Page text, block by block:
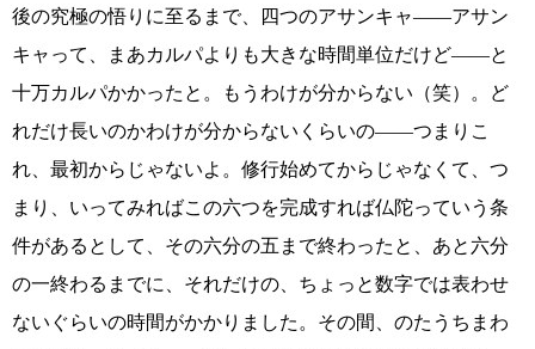
後の究極の悟りに至るまで、四つのアサンキャ――アサン
キャって、まあカルパよりも大きな時間単位だけど――と
十万カルパかかったと。もうわけが分からない（笑）。ど
れだけ長いのかわけが分からないくらいの――つまりこ
れ、最初からじゃないよ。修行始めてからじゃなくて、つ
まり、いってみればこの六つを完成すれば仏陀っていう条
件があるとして、その六分の五まで終わったと、あと六分
の一終わるまでに、それだけの、ちょっと数字では表わせ
ないぐらいの時間がかかりました。その間、のたうちまわ